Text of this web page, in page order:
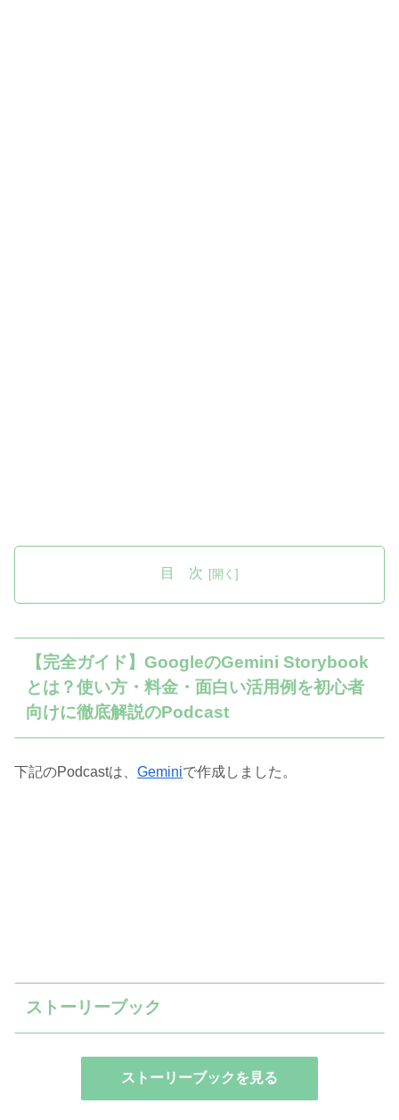
目 次
【完全ガイド】GoogleのGemini Storybook
とは？使い方・料金・面白い活用例を初心者
向けに徹底解説のPodcast
下記のPodcastは、 Geminiで作成しました。
ストーリーブック
ストーリーブックを見る